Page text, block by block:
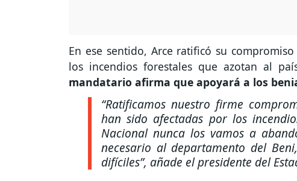
En ese sentido, Arce ratificó su
los incendios forestales que azotan al
mandatario afirma que apoyará a los
“Ratificamos nuestro firme
han sido afectadas por los
Nacional nunca los vamos a
necesario al departamento del
difíciles”, añade el presidente del